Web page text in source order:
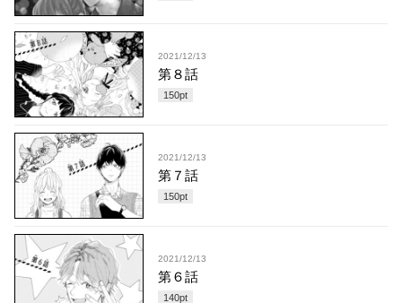
2021/12/13
第８話
150pt
2021/12/13
第７話
150pt
2021/12/13
第６話
140pt